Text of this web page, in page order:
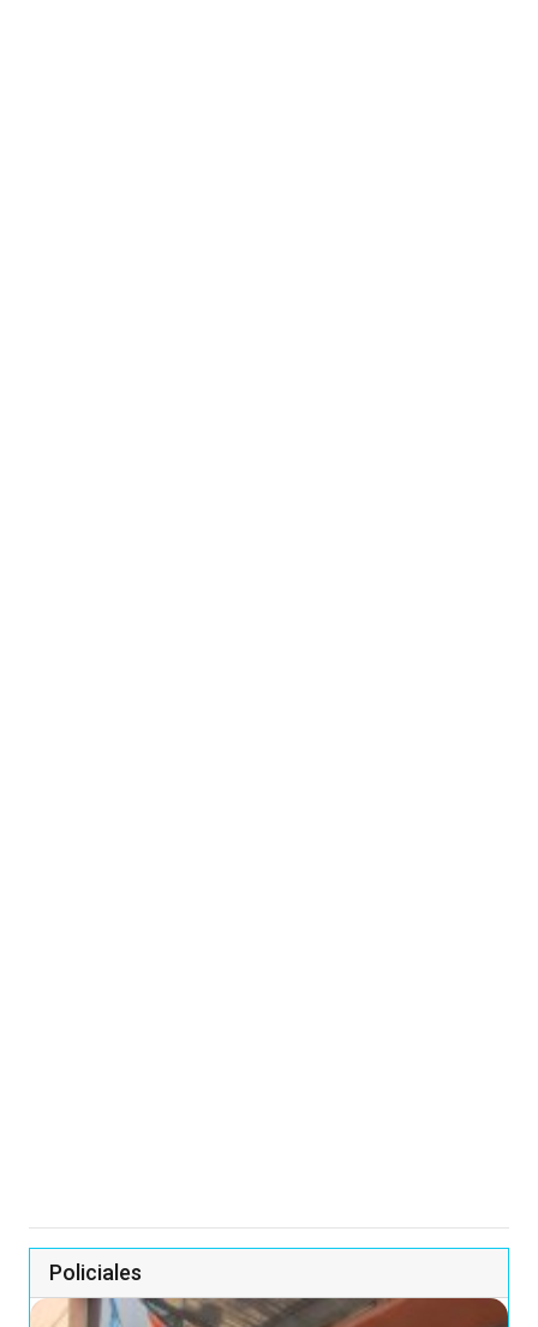
Policiales